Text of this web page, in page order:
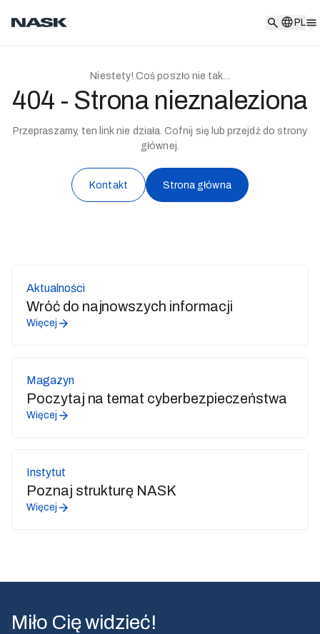
PL
Niestety! Coś poszło nie tak...
404 - Strona nieznaleziona
Przepraszamy, ten link nie działa. Cofnij się lub przejdź do strony
głównej.
Kontakt Strona główna
Aktualności
Wróć do najnowszych informacji
Więcej
Magazyn
Poczytaj na temat cyberbezpieczeństwa
Więcej
Instytut
Poznaj strukturę NASK
Więcej
Miło Cię widzieć!